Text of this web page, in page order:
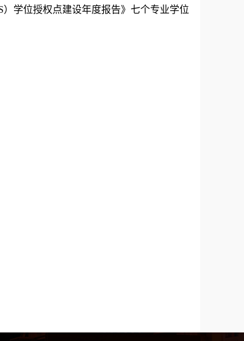
）学位授权点建设年度报告》七个专业学位